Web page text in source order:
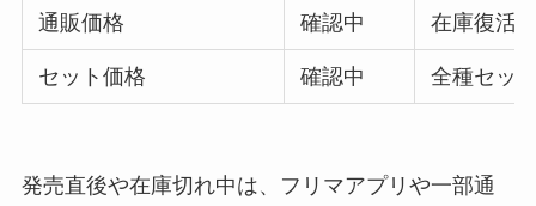
通販価格 確認中 在庫復活
セット価格 確認中 全種セッ
発売直後や在庫切れ中は、フリマアプリや一部通